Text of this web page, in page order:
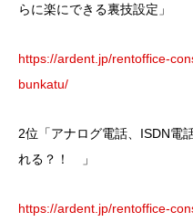
らに楽にできる裏技設定」
https://ardent.jp/rentoffice-
bunkatu/
2位「アナログ電話、ISDN電
れる？！ 」
https://ardent.jp/rentoffice-